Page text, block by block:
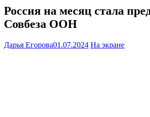
Россия на месяц стала
Совбеза ООН
Дарья Егорова01.07.2024 На экране